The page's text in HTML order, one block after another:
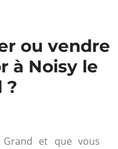
ou vendre
à Noisy le
?
et que vous